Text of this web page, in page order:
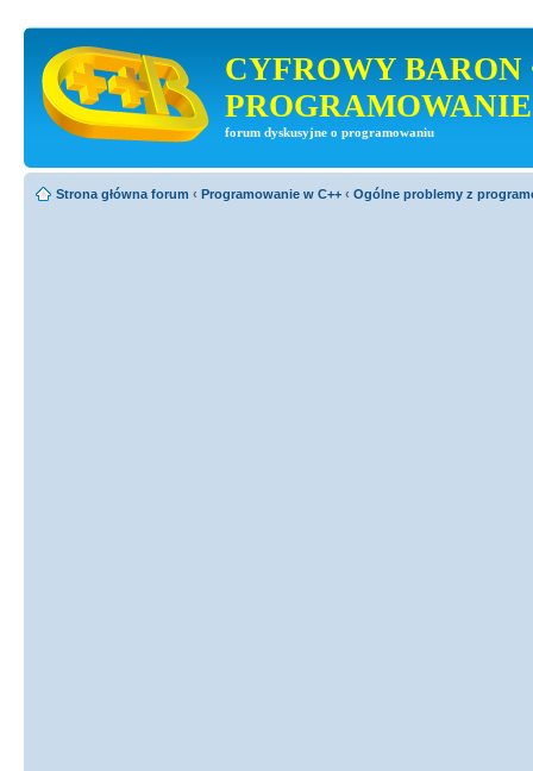
CYFROWY BARON
PROGRAMOWANIE
forum dyskusyjne o programowaniu
Strona główna forum ‹ Programowanie w C++ ‹ Ogólne problemy z